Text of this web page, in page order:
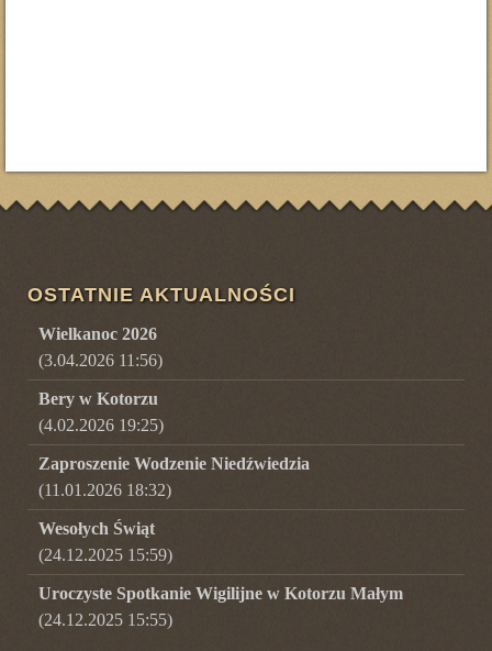
OSTATNIE AKTUALNOŚCI
Wielkanoc 2026
(3.04.2026 11:56)
Bery w Kotorzu
(4.02.2026 19:25)
Zaproszenie Wodzenie Niedźwiedzia
(11.01.2026 18:32)
Wesołych Świąt
(24.12.2025 15:59)
Uroczyste Spotkanie Wigilijne w Kotorzu Małym
(24.12.2025 15:55)